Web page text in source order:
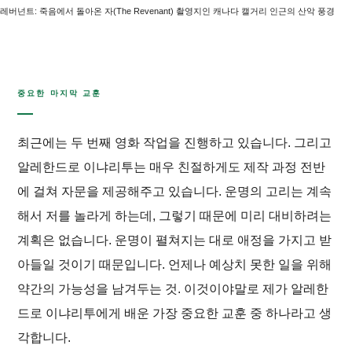
레버넌트: 죽음에서 돌아온 자(The Revenant) 촬영지인 캐나다 캘거리 인근의 산악 풍경
중요한 마지막 교훈
최근에는 두 번째 영화 작업을 진행하고 있습니다. 그리고
알레한드로 이냐리투는 매우 친절하게도 제작 과정 전반
에 걸쳐 자문을 제공해주고 있습니다. 운명의 고리는 계속
해서 저를 놀라게 하는데, 그렇기 때문에 미리 대비하려는
계획은 없습니다. 운명이 펼쳐지는 대로 애정을 가지고 받
아들일 것이기 때문입니다. 언제나 예상치 못한 일을 위해
약간의 가능성을 남겨두는 것. 이것이야말로 제가 알레한
드로 이냐리투에게 배운 가장 중요한 교훈 중 하나라고 생
각합니다.